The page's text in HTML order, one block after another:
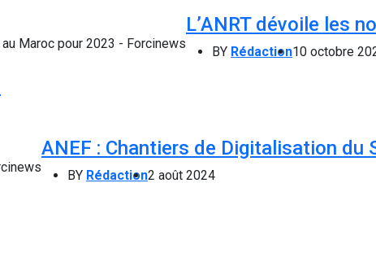
L’ANRT dévoile les
BY Rédaction10 octobre
ANEF : Chantiers de Digitalisation du
BY Rédaction2 août 2024